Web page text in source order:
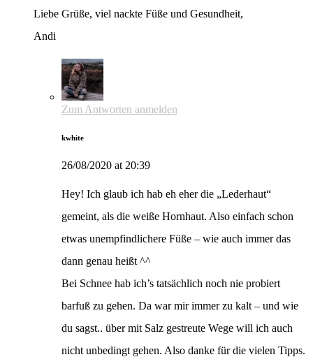
Liebe Grüße, viel nackte Füße und Gesundheit,
Andi
Zum Antworten anmelden
kwhite
26/08/2020 at 20:39
Hey! Ich glaub ich hab eh eher die „Lederhaut“
gemeint, als die weiße Hornhaut. Also einfach schon
etwas unempfindlichere Füße – wie auch immer das
dann genau heißt ^^
Bei Schnee hab ich’s tatsächlich noch nie probiert
barfuß zu gehen. Da war mir immer zu kalt – und wie
du sagst.. über mit Salz gestreute Wege will ich auch
nicht unbedingt gehen. Also danke für die vielen Tipps.